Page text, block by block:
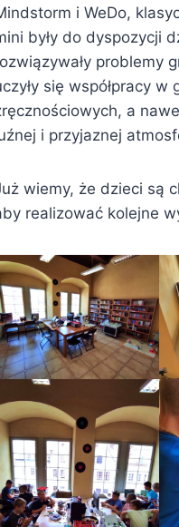
i WeDo,
były do dyspozycji
problemy
się współpracy
a
i przyjaznej
wiemy, że dzieci są
realizować kolejne